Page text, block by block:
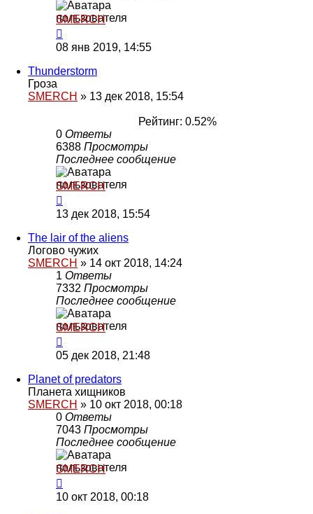
SMERCH
08 янв 2019, 14:55
Thunderstorm
Гроза
SMERCH » 13 дек 2018, 15:54
Рейтинг: 0.52%
0 Ответы
6388 Просмотры
Последнее сообщение
SMERCH
13 дек 2018, 15:54
The lair of the aliens
Логово чужих
SMERCH » 14 окт 2018, 14:24
1 Ответы
7332 Просмотры
Последнее сообщение
SMERCH
05 дек 2018, 21:48
Planet of predators
Планета хищников
SMERCH » 10 окт 2018, 00:18
0 Ответы
7043 Просмотры
Последнее сообщение
SMERCH
10 окт 2018, 00:18